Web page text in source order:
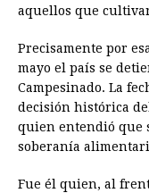
aquellos que
Precisamente por
mayo el país se
Campesinado. La
decisión histórica
quien entendió
soberanía
Fue él quien, al